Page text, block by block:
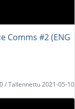
Comms #2 (ENG
/ Tallennettu 2021-05-10